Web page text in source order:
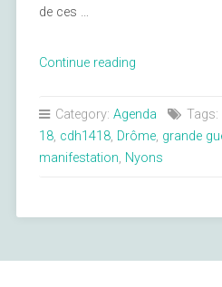
de ces …
Continue reading« Agenda
manifestations
autour
Nyons »
Category: Agenda Tags:
18, cdh1418, Drôme, grande
manifestation, Nyons